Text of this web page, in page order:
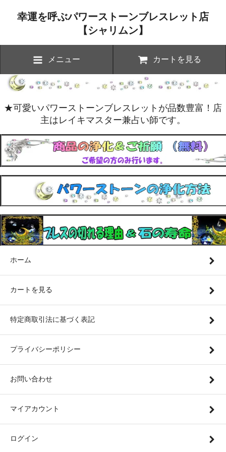
幸運を呼ぶパワーストーンブレスレット店
【シャリムン】
メニュー カートを見る
★可愛いパワーストーンブレスレットが品数豊富！店
主はレイキマスター兼占い師です。
ホーム
カートを見る
特定商取引法に基づく表記
プライバシーポリシー
お問い合わせ
マイアカウント
ログイン